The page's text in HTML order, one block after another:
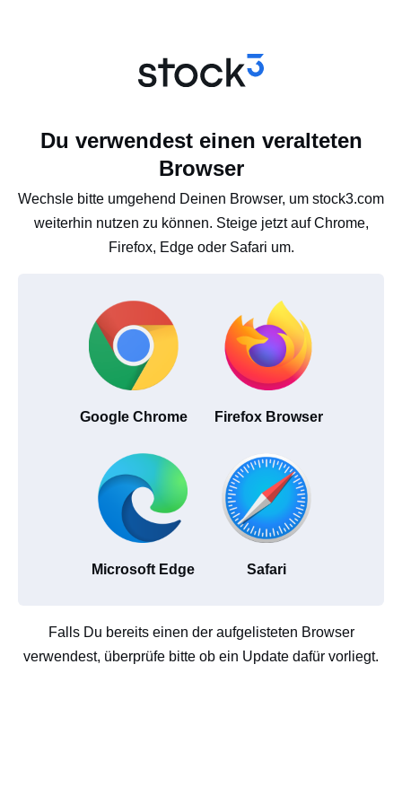
Du verwendest einen veralteten
Browser
Wechsle bitte umgehend Deinen Browser, um stock3.com
weiterhin nutzen zu können. Steige jetzt auf Chrome,
Firefox, Edge oder Safari um.
Google Chrome Firefox Browser
Microsoft Edge Safari
Falls Du bereits einen der aufgelisteten Browser
verwendest, überprüfe bitte ob ein Update dafür vorliegt.